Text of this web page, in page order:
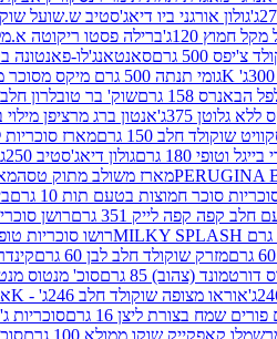
גולון אורגני ביו דיאג'סטיב ש.שועל שוקו
חמוץ 120ג' ברילה פסטו ריקוטה א.מלך
500 גרם סאנטאנג'לו-פאנטונה
גומי תנתה 500 גרם מיקס מסוכר מיני תות בננה
158 גרם שוק' בר טובלרון חלב 200ג'
גלוטן 375ג' אנטון ברג מרציפן מילוי
שוקולד חלב 150 גרם מארז סוכריות
180 גרם גולון דיאג'סטיב 250ג'
מארז משולב מתוק טסה
סוכר חמוצות בטעם תות 10 גרם
קפה קפה לייק 351 גרם רושן סוכריות
רושו סוכריות טופי
מזרק שוקולד חלב לבן 60 גרם קינדר
(צהוב) 85 גרם סוכ' מנטוס מנטה 29.7
אוראו מצופה שוקולד חלב 246ג' - K
שמח בצורת ליצן 16 גרם סוכריות
קאפקייק שוקו ממולא 100 גרם